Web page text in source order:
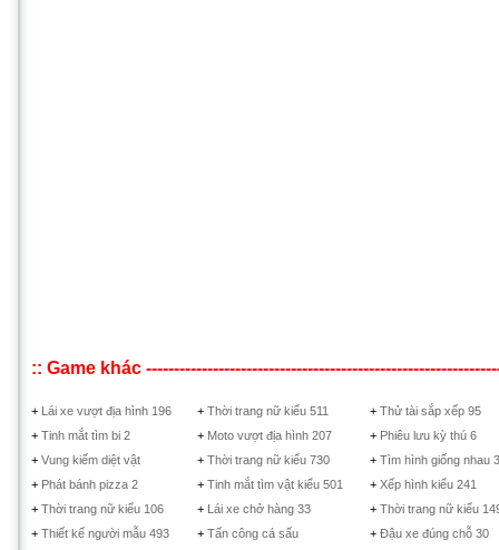
:: Game khác
+ Lái xe vượt địa hình 196 + Thời trang nữ kiểu 511 + Thử tài sắp xếp 95
+ Tinh mắt tìm bi 2 + Moto vượt địa hình 207 + Phiêu lưu kỳ thú 6
+ Vung kiếm diệt vật + Thời trang nữ kiểu 730 + Tìm hình giống nhau
+ Phát bánh pizza 2 + Tinh mắt tìm vật kiểu 501 + Xếp hình kiểu 241
+ Thời trang nữ kiểu 106 + Lái xe chở hàng 33 + Thời trang nữ kiểu
+ Thiết kế người mẫu 493 + Tấn công cá sấu + Đậu xe đúng chỗ 30